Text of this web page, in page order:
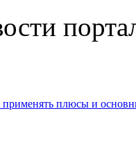
применять плюсы и